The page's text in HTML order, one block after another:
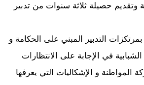
وتقديم حصيلة ثلاثة سنوات من تدبير
التدبير المبني على الحكامة و
في الإجابة على الانتظارات
المواطنة و الإشكاليات التي يعرفها